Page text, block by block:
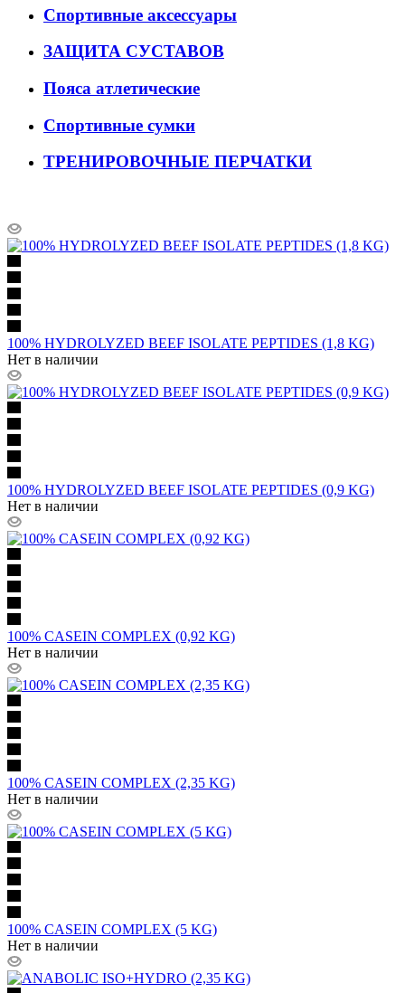
Спортивные аксессуары
ЗАЩИТА СУСТАВОВ
Пояса атлетические
Спортивные сумки
ТРЕНИРОВОЧНЫЕ ПЕРЧАТКИ
100% HYDROLYZED BEEF ISOLATE PEPTIDES (1,8 KG)
Нет в наличии
100% HYDROLYZED BEEF ISOLATE PEPTIDES (0,9 KG)
Нет в наличии
100% CASEIN COMPLEX (0,92 KG)
Нет в наличии
100% CASEIN COMPLEX (2,35 KG)
Нет в наличии
100% CASEIN COMPLEX (5 KG)
Нет в наличии